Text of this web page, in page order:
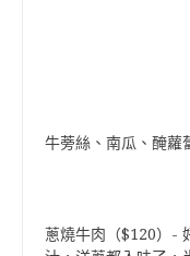
牛蒡絲、南瓜、醃蘿
蔥燒牛肉（$120）-